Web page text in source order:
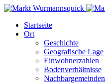
Startseite
Ort
Geschichte
Geografische Lage
Einwohnerzahlen
Bodenverhältnisse
Nachbargemeinden